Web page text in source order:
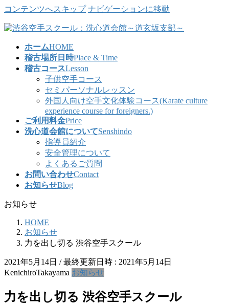
コンテンツへスキップ ナビゲーションに移動
ホームHOME
稽古場所日時Place & Time
稽古コースLesson
子供空手コース
セミパーソナルレッスン
外国人向け空手文化体験コース(Karate culture
experience course for foreigners.)
ご利用料金Price
洗心道会館についてSenshindo
指導員紹介
安全管理について
よくあるご質問
お問い合わせContact
お知らせBlog
お知らせ
HOME
お知らせ
力を出し切る 渋谷空手スクール
2021年5月14日 / 最終更新日時 : 2021年5月14日
KenichiroTakayama お知らせ
力を出し切る 渋谷空手スクール